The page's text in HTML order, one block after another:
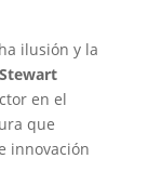
ilusión y la
en el
que
innovación